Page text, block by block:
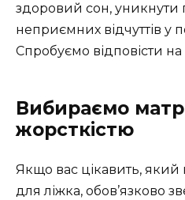
здоровий сон, уникнути
неприємних відчуттів у
Спробуємо відповісти на
Вибираємо
жорсткістю
Якщо вас цікавить, який
для ліжка, обов’язково